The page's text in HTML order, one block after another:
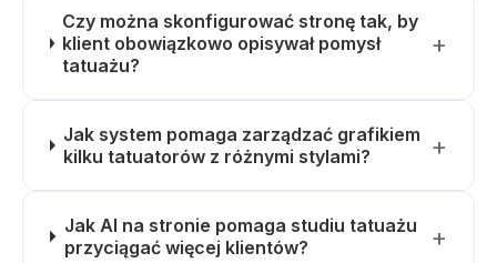
Czy można skonfigurować stronę tak, by
klient obowiązkowo opisywał pomysł
tatuażu?
Jak system pomaga zarządzać grafikiem
kilku tatuatorów z różnymi stylami?
Jak AI na stronie pomaga studiu tatuażu
przyciągać więcej klientów?